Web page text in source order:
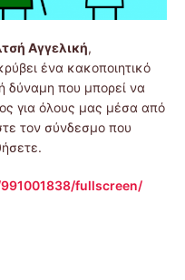
Αγγελική,
ένα κακοποιητικό
δύναμη που μπορεί να
για όλους μας μέσα από
τον σύνδεσμο που
fullscreen/